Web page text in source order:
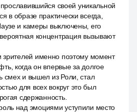
своей уникальной
в образе практически всегда,
и камеры выключены, его
концентрация вызывают
зрителей именно поэтому момент
когда он впервые за долгое
смех и вышел из Роли, стал
для всех вокруг это был
сдержанность.
над эмоциями уступили место